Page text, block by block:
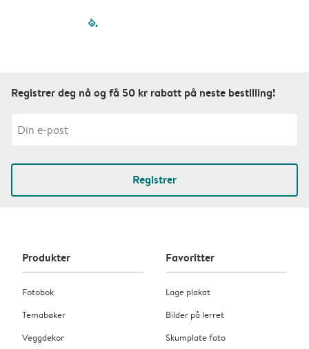
filled-pagination
Registrer deg nå og få 50 kr rabatt på neste bestilling!
Registrer
Produkter
Fotobok
Temabøker
Veggdekor
Favoritter
Lage plakat
Bilder på lerret
Skumplate foto